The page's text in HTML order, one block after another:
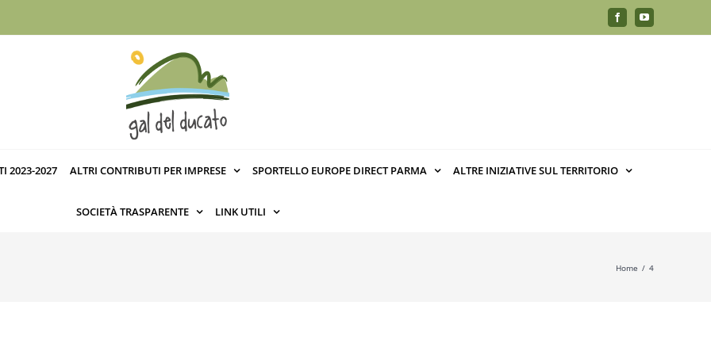
FacebookYouTube
2023-2027 ALTRI CONTRIBUTI PER IMPRESE SPORTELLO EUROPE DIRECT PARMA ALTRE INIZIATIVE SUL TERRITORIO
SOCIETÀ TRASPARENTE LINK UTILI
Home 4